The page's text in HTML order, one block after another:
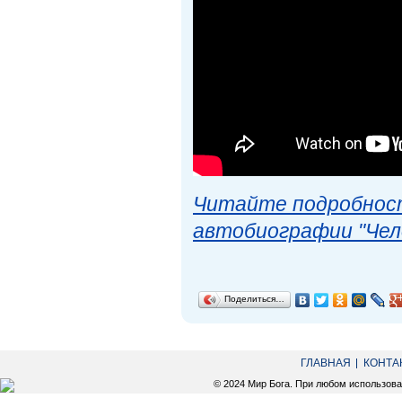
Читайте
автобиографии
Поделиться…
ГЛАВНАЯ
© 2024 Мир Бога. При любом